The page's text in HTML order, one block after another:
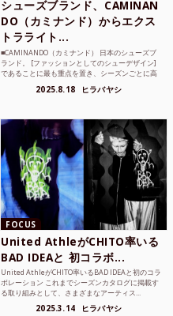
シューズブランド、CAMINAN
DO（カミナンド）からエクス
トラライト...
■CAMINANDO（カミナンド） 日本のシューズブ
ランド。 [ファッションとしてのシューデザイン]
であることに最も重点を置き、シーズンごとに高
2025.8.18 ヒラバヤシ
FOCUS
United AthleがCHITO率いる
BAD IDEAと 初コラボ...
United AthleがCHITO率いるBAD IDEAと初のコラ
ボレーション これまでシーズンカタログに掲載す
る取り組みとして、さまざまなアーティス...
2025.3.14 ヒラバヤシ